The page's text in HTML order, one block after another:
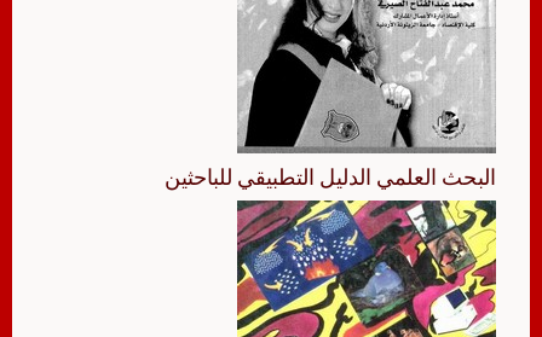
البحث العلمي الدليل التطبيقي للباحثين